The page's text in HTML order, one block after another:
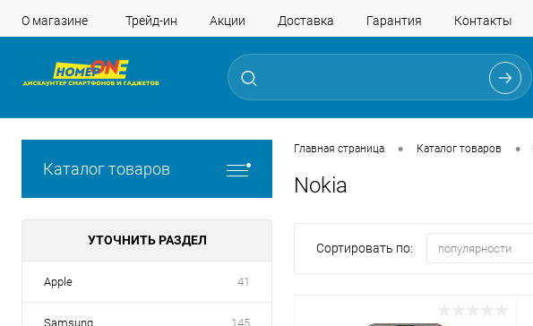
О магазине Трейд-ин Акции Доставка Гарантия Контакты
Каталог товаров
УТОЧНИТЬ РАЗДЕЛ
Apple 41
Samsung 145
Главная страница • Каталог товаров •
Nokia
Сортировать по: популярности